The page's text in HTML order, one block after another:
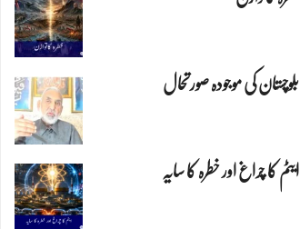
ایٹم کا چراغ اور خطرہ کا سایہ
بلوچستان کی موجودہ صورتحال